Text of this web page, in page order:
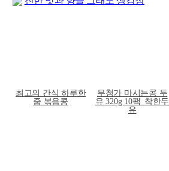
최고의 간식 하루한
줌 볶음콩
무첨가 마시는콩 두
유 320g 10팩_착한두
유